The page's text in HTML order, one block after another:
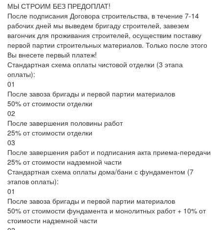
МЫ СТРОИМ БЕЗ ПРЕДОПЛАТ!
После подписания Договора строительства, в течение 7-14
рабочих дней мы выведем бригаду строителей, завезем
вагончик для проживания строителей, осуществим поставку
первой партии строительных материалов. Только после этого
Вы внесете первый платеж!
Стандартная схема оплаты чистовой отделки (3 этапа
оплаты):
01
После завоза бригады и первой партии материалов
50% от стоимости отделки
02
После завершения половины работ
25% от стоимости отделки
03
После завершения работ и подписания акта приема-передачи
25% от стоимости надземной части
Стандартная схема оплаты дома/бани с фундаментом (7
этапов оплаты):
01
После завоза бригады и первой партии материалов
50% от стоимости фундамента и монолитных работ + 10% от
стоимости надземной части